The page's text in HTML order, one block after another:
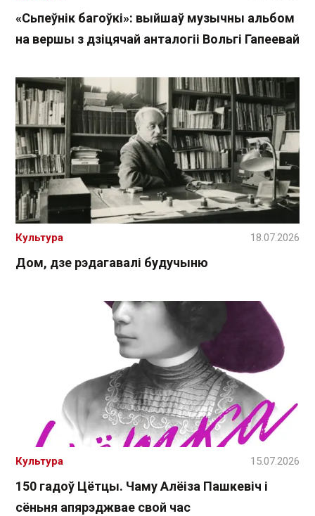
«Сьпеўнік багоўкі»: выйшаў музычны альбом
на вершы з дзіцячай анталогіі Вольгі Гапеевай
Дом, дзе рэдагавалі будучыню
Культура 18.07.2026
150 гадоў Цётцы. Чаму Алёіза Пашкевіч і
сёньня апярэджвае свой час
Культура 15.07.2026